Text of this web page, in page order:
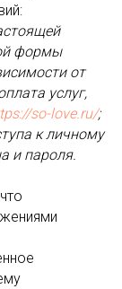
формы
от
услуг,
so-love.ru/;
к личному
и пароля.